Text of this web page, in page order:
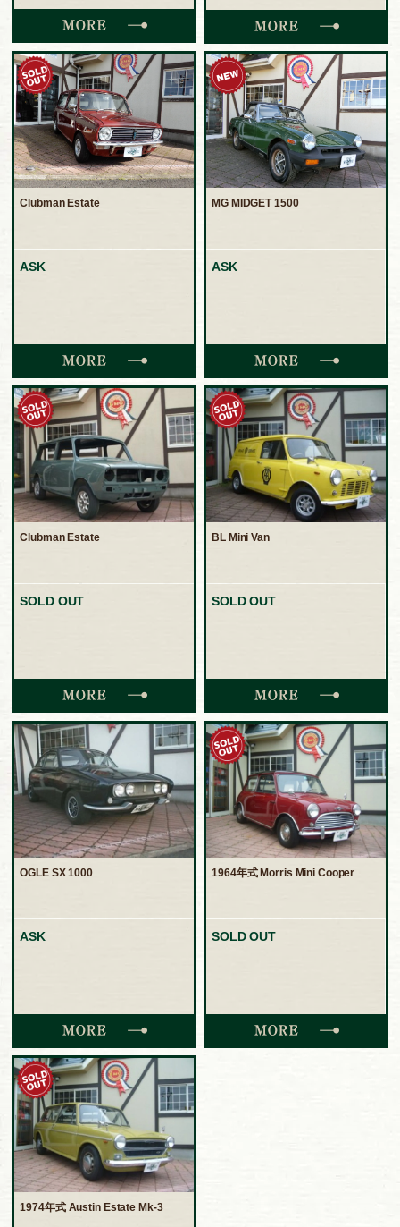
Clubman Estate
ASK
MG MIDGET 1500
ASK
Clubman Estate
SOLD OUT
BL Mini Van
SOLD OUT
OGLE SX 1000
ASK
1964年式 Morris Mini Cooper
SOLD OUT
1974年式 Austin Estate Mk-3